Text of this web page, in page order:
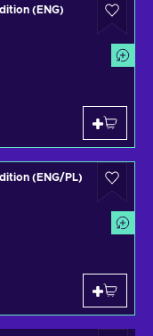
(ENG)
(ENG/PL)